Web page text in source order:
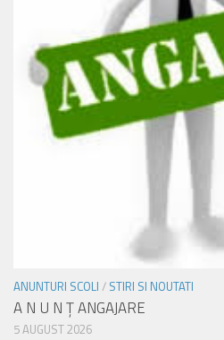
ANUNTURI SCOLI / STIRI SI NOUTATI
A N U N Ţ ANGAJARE
5 AUGUST 2026